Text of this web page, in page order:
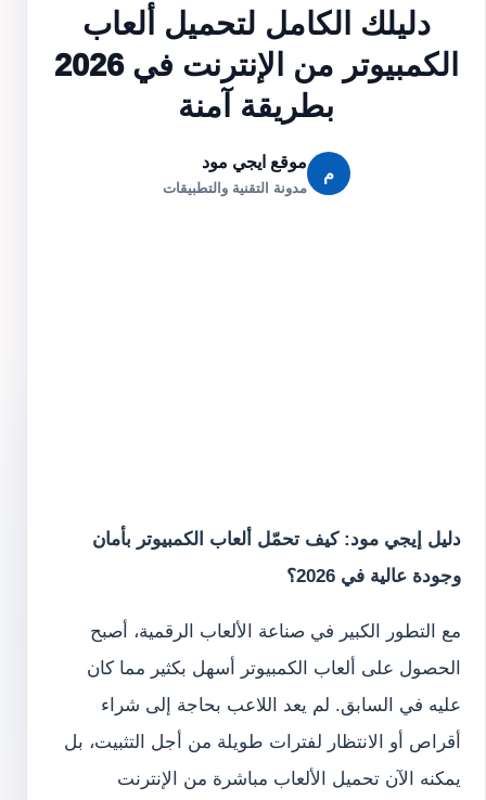
دليلك الكامل لتحميل ألعاب
الكمبيوتر من الإنترنت في 2026
بطريقة آمنة
م
موقع ايجي مود
مدونة التقنية والتطبيقات
دليل إيجي مود: كيف تحمّل ألعاب الكمبيوتر بأمان
وجودة عالية في 2026؟
مع التطور الكبير في صناعة الألعاب الرقمية، أصبح
الحصول على ألعاب الكمبيوتر أسهل بكثير مما كان
عليه في السابق. لم يعد اللاعب بحاجة إلى شراء
أقراص أو الانتظار لفترات طويلة من أجل التثبيت، بل
يمكنه الآن تحميل الألعاب مباشرة من الإنترنت